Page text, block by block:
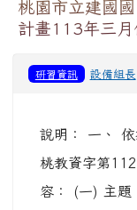
桃園市立建國
計畫113年三
研習資訊 設備組長
說明： 一、
桃教資字第
容： (一) 主題